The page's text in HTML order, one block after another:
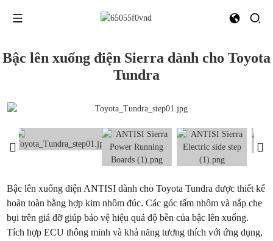
Bậc lên xuống điện Sierra dành cho Toyota
Tundra
Bậc lên xuống điện ANTISI dành cho Toyota Tundra được thiết kế
hoàn toàn bằng hợp kim nhôm đúc. Các góc tấm nhôm và nắp che
bụi trên giá đỡ giúp bảo vệ hiệu quả độ bền của bậc lên xuống.
Tích hợp ECU thông minh và khả năng tương thích với ứng dụng,